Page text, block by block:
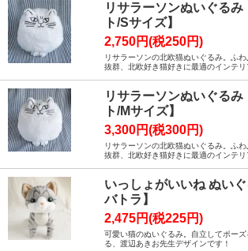
リサラーソンぬいぐるみ
ト/Sサイズ】
2,750円(税250円)
リサラーソンの北欧猫ぬいぐるみ。ふ
抜群、北欧好き猫好きに最適のインテリ
リサラーソンぬいぐるみ
ト/Mサイズ】
3,300円(税300円)
リサラーソンの北欧猫ぬいぐるみ。ふ
抜群、北欧好き猫好きに最適のインテリ
いっしょがいいね ぬい
バトラ】
2,475円(税225円)
可愛い猫のぬいぐるみ。自立してポー
る、渡辺あきお先生デザインです！